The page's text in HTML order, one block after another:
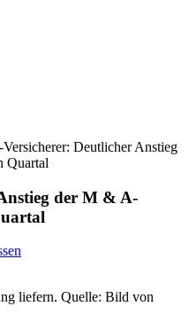
Deutlicher Anstieg
Quartal
der M & A-
liefern. Quelle: Bild von